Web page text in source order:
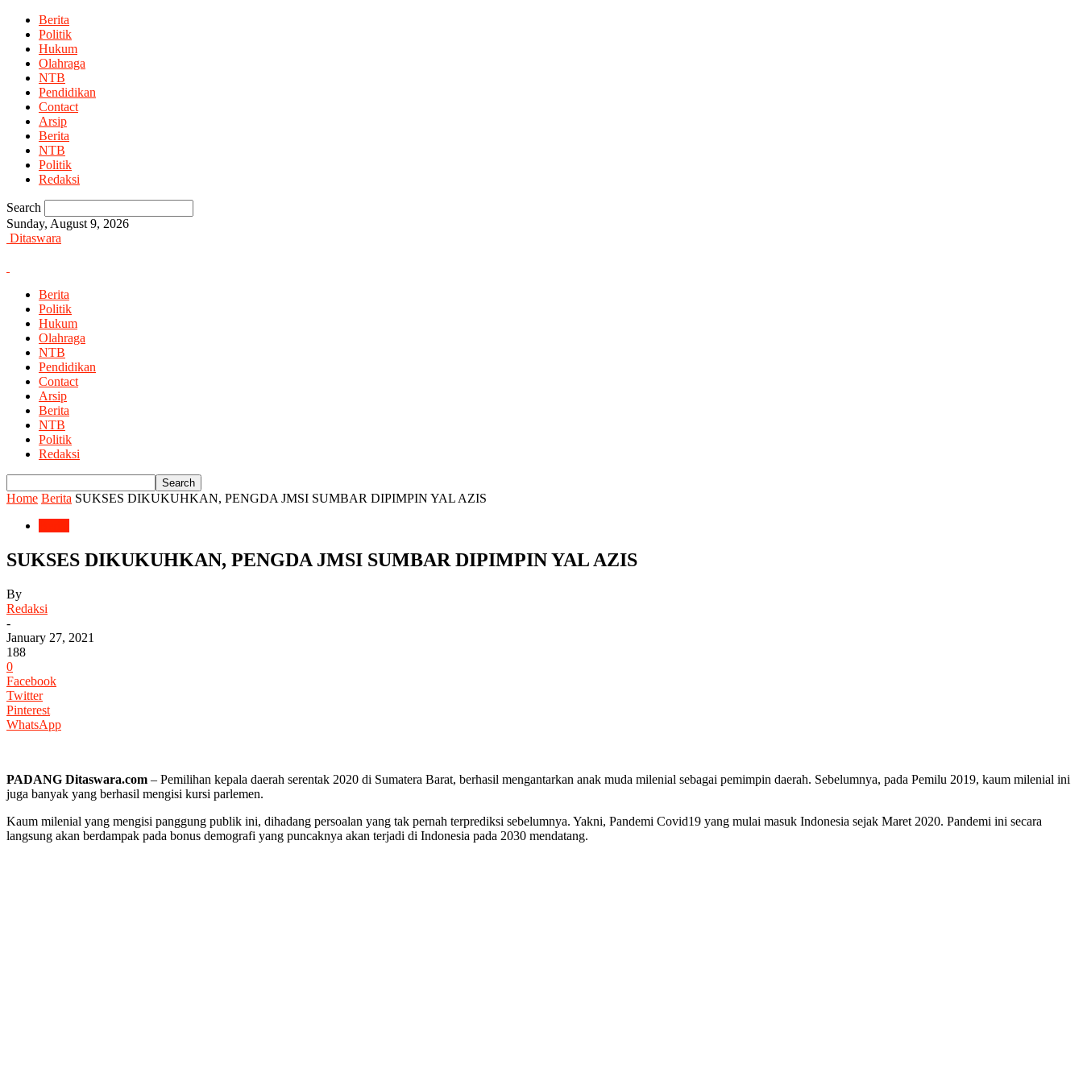
Berita
Politik
Hukum
Olahraga
NTB
Pendidikan
Contact
Arsip
Berita
NTB
Politik
Redaksi
Search
Sunday, August 9, 2026
Ditaswara
Berita
Politik
Hukum
Olahraga
NTB
Pendidikan
Contact
Arsip
Berita
NTB
Politik
Redaksi
Home Berita SUKSES DIKUKUHKAN, PENGDA JMSI SUMBAR DIPIMPIN YAL AZIS
SUKSES DIKUKUHKAN, PENGDA JMSI SUMBAR DIPIMPIN YAL AZIS
By
Redaksi
-
January 27, 2021
188
0
Facebook
Twitter
Pinterest
WhatsApp
PADANG Ditaswara.com – Pemilihan kepala daerah serentak 2020 di Sumatera Barat, berhasil mengantarkan anak muda milenial sebagai pemimpin daerah. Sebelumnya, pada Pemilu 2019, kaum milenial ini
juga banyak yang berhasil mengisi kursi parlemen.
Kaum milenial yang mengisi panggung publik ini, dihadang persoalan yang tak pernah terprediksi sebelumnya. Yakni, Pandemi Covid19 yang mulai masuk Indonesia sejak Maret 2020. Pandemi ini secara
langsung akan berdampak pada bonus demografi yang puncaknya akan terjadi di Indonesia pada 2030 mendatang.